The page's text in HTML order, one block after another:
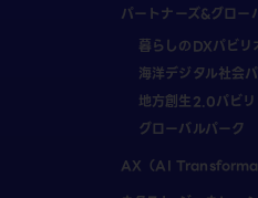
パートナーズ&グロー
暮らしのDXパビリ
海洋デジタル社会
地方創生2.0パビリ
グローバルパーク
AX（AI